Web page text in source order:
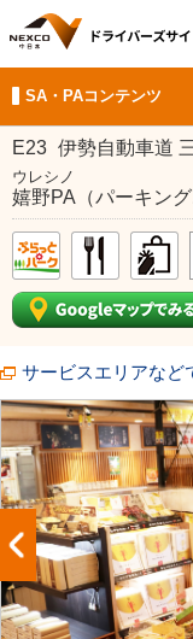
SA・PAコンテンツ
E23 伊勢自動車道
ウレシノ
嬉野PA（パーキン
サービスエリアなど